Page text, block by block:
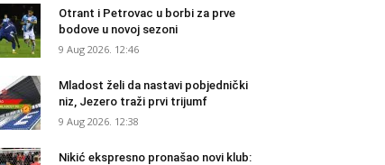
Otrant i Petrovac u borbi za prve
bodove u novoj sezoni
9 Aug 2026. 12:46
Mladost želi da nastavi pobjednički
niz, Jezero traži prvi trijumf
9 Aug 2026. 12:38
Nikić ekspresno pronašao novi klub: